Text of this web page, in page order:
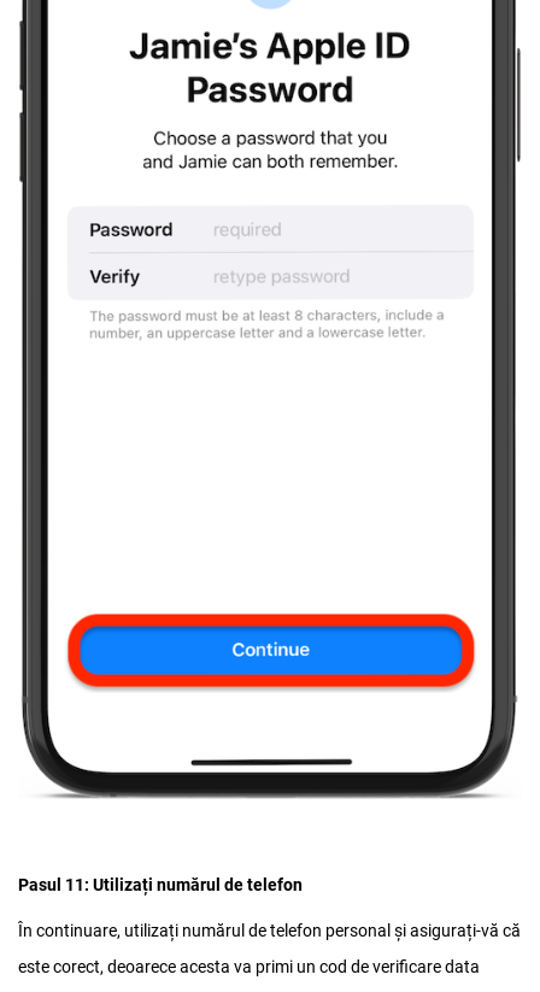
Pasul 11: Utilizați numărul de telefon
În continuare, utilizați numărul de telefon personal și asigurați-vă că
este corect, deoarece acesta va primi un cod de verificare data